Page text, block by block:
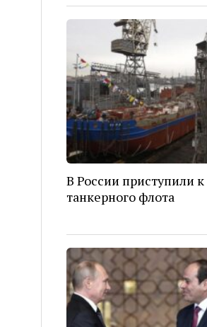
В России приступили
танкерного флота